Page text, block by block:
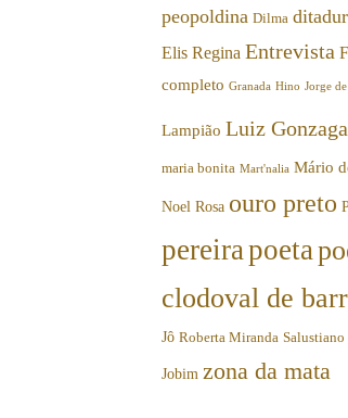
peopoldina Dilma
Elis Regina Entrevista
completo Granada Hino Jorge
Lampião Luiz Gonzaga
maria bonita Mart'nalia Mário
Noel Rosa ouro preto
pereirapoeta
clodoval de
Jô Roberta Miranda Salustiano
Jobim zona da mata